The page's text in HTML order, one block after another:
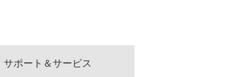
サポート＆サービス